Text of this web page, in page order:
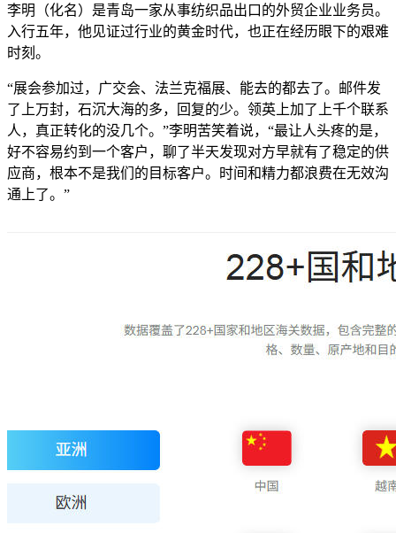
李明（化名）是青岛一家从事纺织品出口的外贸企业业务员。
入行五年，他见证过行业的黄金时代，也正在经历眼下的艰难
时刻。
“展会参加过，广交会、法兰克福展、能去的都去了。邮件发
了上万封，石沉大海的多，回复的少。领英上加了上千个联系
人，真正转化的没几个。”李明苦笑着说，“最让人头疼的是，
好不容易约到一个客户，聊了半天发现对方早就有了稳定的供
应商，根本不是我们的目标客户。时间和精力都浪费在无效沟
通上了。”